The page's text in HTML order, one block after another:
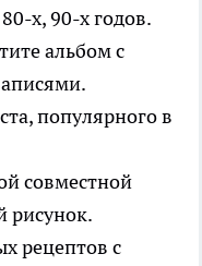
х, 90-х годов.
альбом с
популярного в
совместной
рисунок.
рецептов с